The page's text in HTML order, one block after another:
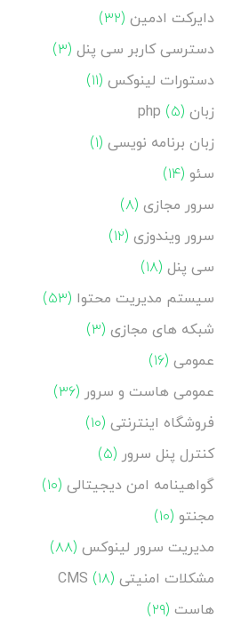
دایرکت ادمین (۳۲)
دسترسی کاربر سی پنل (۳)
دستورات لینوکس (۱۱)
زبان php (۵)
زبان برنامه نویسی (۱)
سئو (۱۴)
سرور مجازی (۸)
سرور ویندوزی (۱۲)
سی پنل (۱۸)
سیستم مدیریت محتوا (۵۳)
شبکه های مجازی (۳)
عمومی (۱۶)
عمومی هاست و سرور (۳۶)
فروشگاه اینترنتی (۱۰)
کنترل پنل سرور (۵)
گواهینامه امن دیجیتالی (۱۰)
مجنتو (۱۰)
مدیریت سرور لینوکس (۸۸)
مشکلات امنیتی CMS (۱۸)
هاست (۲۹)